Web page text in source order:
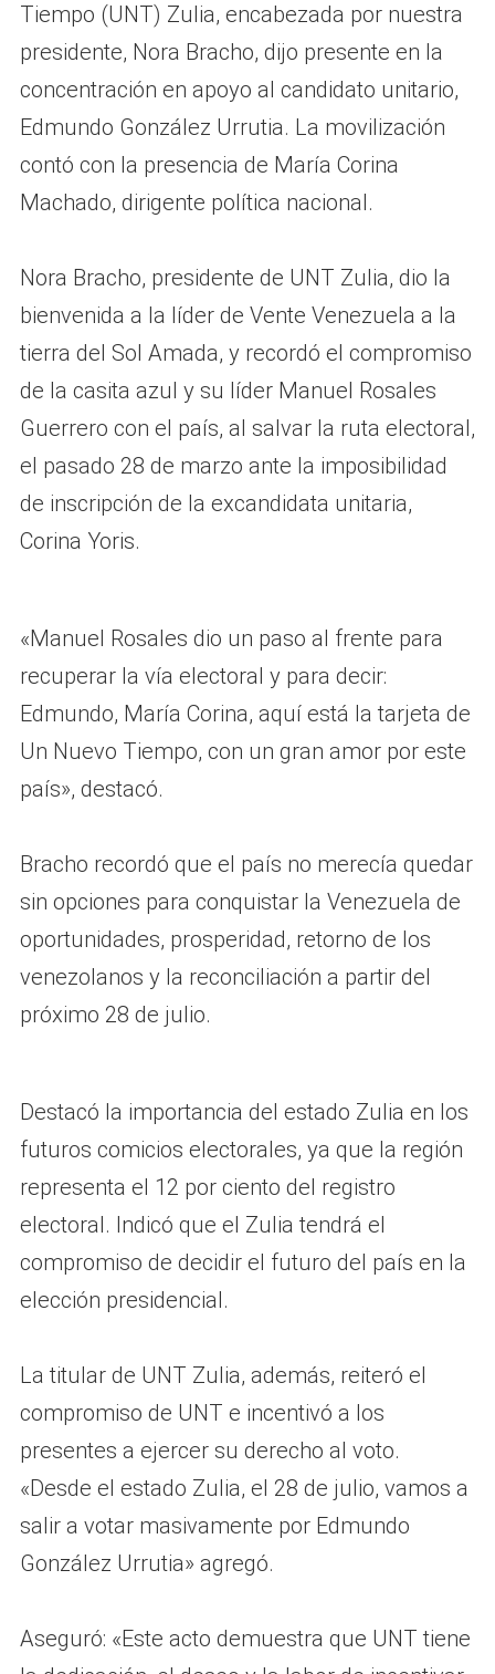
Tiempo (UNT) Zulia, encabezada por nuestra
presidente, Nora Bracho, dijo presente en la
concentración en apoyo al candidato unitario,
Edmundo González Urrutia. La movilización
contó con la presencia de María Corina
Machado, dirigente política nacional.
Nora Bracho, presidente de UNT Zulia, dio la
bienvenida a la líder de Vente Venezuela a la
tierra del Sol Amada, y recordó el compromiso
de la casita azul y su líder Manuel Rosales
Guerrero con el país, al salvar la ruta electoral,
el pasado 28 de marzo ante la imposibilidad
de inscripción de la excandidata unitaria,
Corina Yoris.
«Manuel Rosales dio un paso al frente para
recuperar la vía electoral y para decir:
Edmundo, María Corina, aquí está la tarjeta de
Un Nuevo Tiempo, con un gran amor por este
país», destacó.
Bracho recordó que el país no merecía quedar
sin opciones para conquistar la Venezuela de
oportunidades, prosperidad, retorno de los
venezolanos y la reconciliación a partir del
próximo 28 de julio.
Destacó la importancia del estado Zulia en los
futuros comicios electorales, ya que la región
representa el 12 por ciento del registro
electoral. Indicó que el Zulia tendrá el
compromiso de decidir el futuro del país en la
elección presidencial.
La titular de UNT Zulia, además, reiteró el
compromiso de UNT e incentivó a los
presentes a ejercer su derecho al voto.
«Desde el estado Zulia, el 28 de julio, vamos a
salir a votar masivamente por Edmundo
González Urrutia» agregó.
Aseguró: «Este acto demuestra que UNT tiene